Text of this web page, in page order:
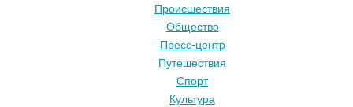
Происшествия
Общество
Пресс-центр
Путешествия
Спорт
Культура